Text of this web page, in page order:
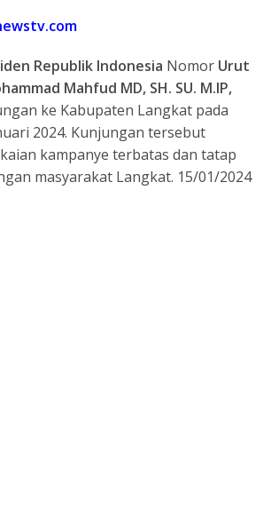
re
a
d
s
gr
a
m
e
Republik Indonesia Nomor Urut
Mahfud MD, SH. SU. M.IP,
ke Kabupaten Langkat pada
2024. Kunjungan tersebut
kampanye terbatas dan tatap
masyarakat Langkat. 15/01/2024